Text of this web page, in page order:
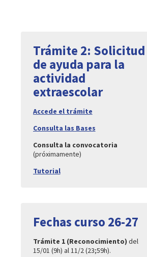
Trámite 2: Solicitud
de ayuda para la
actividad
extraescolar
Accede el trámite
Consulta las Bases
Consulta la convocatoria
(próximamente)
Tutorial
Fechas curso 26-27
Trámite 1 (Reconocimiento) del
15/01 (9h) al 11/2 (23;59h).